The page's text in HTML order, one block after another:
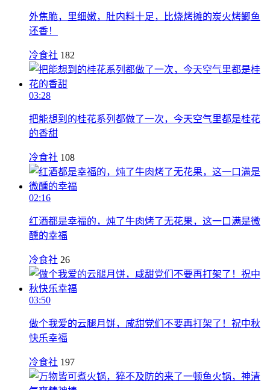
外焦脆，里细嫩，肚内料十足，比烧烤摊的炭火烤鲫鱼
还香！
冷食社 182
03:28
把能想到的桂花系列都做了一次，今天空气里都是桂花
的香甜
冷食社 108
02:16
红酒都是幸福的，炖了牛肉烤了无花果，这一口满是微
醺的幸福
冷食社 26
03:50
做个我爱的云腿月饼，咸甜党们不要再打架了！祝中秋
快乐幸福
冷食社 197